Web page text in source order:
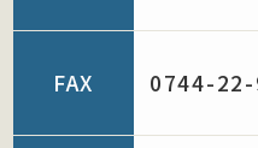
FAX 0744-22-